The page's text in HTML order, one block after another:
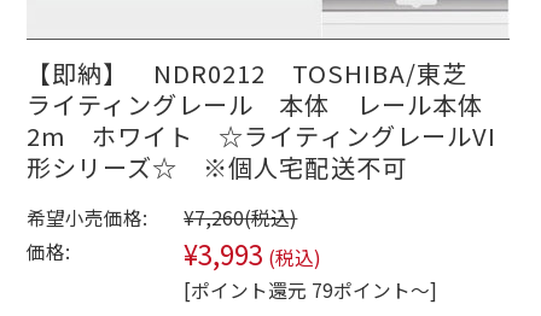
【即納】 NDR0212 TOSHIBA/東芝
ライティングレール 本体 レール本体
2m ホワイト ☆ライティングレールVI
形シリーズ☆ ※個人宅配送不可
希望小売価格: ¥7,260(税込)
価格:
¥3,993 (税込)
[ポイント還元 79ポイント～]